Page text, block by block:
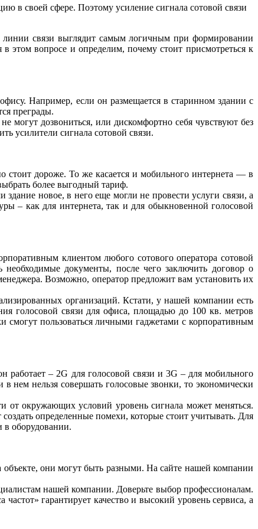
в своей сфере. Поэтому усиление сигнала сотовой связи
линии связи выглядит самым логичным при формировании
этом вопросе и определим, почему стоит присмотреться к
Например, если он размещается в старинном здании с
преграды.
могут дозвониться, или дискомфортно себя чувствуют без
усилители сигнала сотовой связи.
стоит дороже. То же касается и мобильного интернета — в
более выгодный тариф.
новое, в него еще могли не провести услуги связи, а
– как для интернета, так и для обыкновенной голосовой
клиентом любого сотового оператора сотовой
документы, после чего заключить договор о
Возможно, оператор предложит вам установить их
организаций. Кстати, у нашей компании есть
голосовой связи для офиса, площадью до 100 кв. метров
смогут пользоваться личными гаджетами с корпоративным
работает – 2G для голосовой связи и 3G – для мобильного
нем нельзя совершать голосовые звонки, то экономически
от окружающих условий уровень сигнала может меняться.
определенные помехи, которые стоит учитывать. Для
в оборудовании.
они могут быть разными. На сайте нашей компании
нашей компании. Доверьте выбор профессионалам.
гарантирует качество и высокий уровень сервиса, а